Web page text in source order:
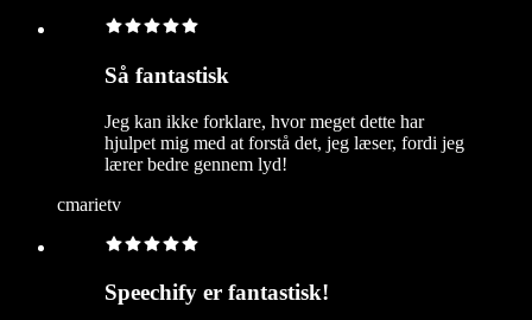
Så fantastisk
Jeg kan ikke forklare, hvor meget dette har
hjulpet mig med at forstå det, jeg læser, fordi jeg
lærer bedre gennem lyd!
cmarietv
Speechify er fantastisk!